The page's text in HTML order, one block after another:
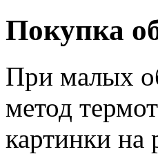
Покупка
При малых
метод
картинки на